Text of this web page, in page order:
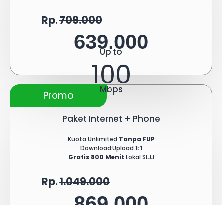
Rp.709.000
639.000
Promo
Up to
100
Mbps
Paket Internet + Phone
Kuota Unlimited Tanpa FUP
Download:Upload 1:1
Gratis 800 Menit Lokal SLJJ
Rp.1.049.000